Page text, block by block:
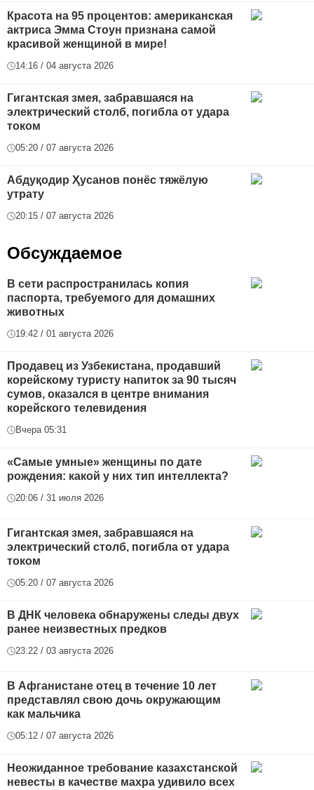
Красота на 95 процентов: американская
актриса Эмма Стоун признана самой
красивой женщиной в мире!
14:16 / 04 августа 2026
Гигантская змея, забравшаяся на
электрический столб, погибла от удара
током
05:20 / 07 августа 2026
Абдуқодир Ҳусанов понёс тяжёлую
утрату
20:15 / 07 августа 2026
Обсуждаемое
В сети распространилась копия
паспорта, требуемого для домашних
животных
19:42 / 01 августа 2026
Продавец из Узбекистана, продавший
корейскому туристу напиток за 90 тысяч
сумов, оказался в центре внимания
корейского телевидения
Вчера 05:31
«Самые умные» женщины по дате
рождения: какой у них тип интеллекта?
20:06 / 31 июля 2026
Гигантская змея, забравшаяся на
электрический столб, погибла от удара
током
05:20 / 07 августа 2026
В ДНК человека обнаружены следы двух
ранее неизвестных предков
23:22 / 03 августа 2026
В Афганистане отец в течение 10 лет
представлял свою дочь окружающим
как мальчика
05:12 / 07 августа 2026
Неожиданное требование казахстанской
невесты в качестве махра удивило всех